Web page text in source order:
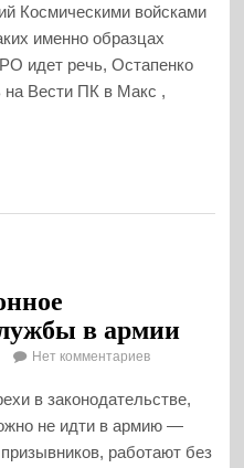
Космическими войсками
именно образцах
идет речь, Остапенко
на Вести ПК в Макс ,
в армии
Нет комментариев
в законодательстве,
не идти в армию —
работают без